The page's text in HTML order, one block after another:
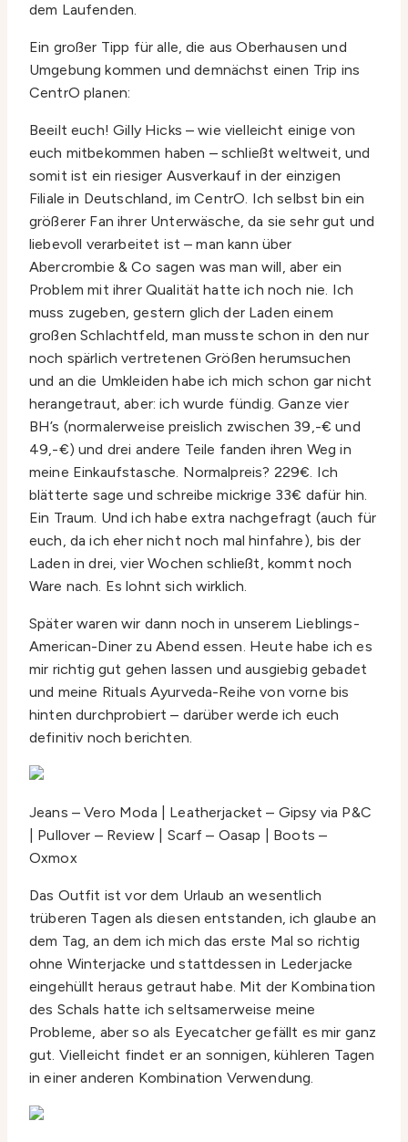
dem Laufenden.
Ein großer Tipp für alle, die aus Oberhausen und
Umgebung kommen und demnächst einen Trip ins
CentrO planen:
Beeilt euch! Gilly Hicks – wie vielleicht einige von
euch mitbekommen haben – schließt weltweit, und
somit ist ein riesiger Ausverkauf in der einzigen
Filiale in Deutschland, im CentrO. Ich selbst bin ein
größerer Fan ihrer Unterwäsche, da sie sehr gut und
liebevoll verarbeitet ist – man kann über
Abercrombie & Co sagen was man will, aber ein
Problem mit ihrer Qualität hatte ich noch nie. Ich
muss zugeben, gestern glich der Laden einem
großen Schlachtfeld, man musste schon in den nur
noch spärlich vertretenen Größen herumsuchen
und an die Umkleiden habe ich mich schon gar nicht
herangetraut, aber: ich wurde fündig. Ganze vier
BH’s (normalerweise preislich zwischen 39,-€ und
49,-€) und drei andere Teile fanden ihren Weg in
meine Einkaufstasche. Normalpreis? 229€. Ich
blätterte sage und schreibe mickrige 33€ dafür hin.
Ein Traum. Und ich habe extra nachgefragt (auch für
euch, da ich eher nicht noch mal hinfahre), bis der
Laden in drei, vier Wochen schließt, kommt noch
Ware nach. Es lohnt sich wirklich.
Später waren wir dann noch in unserem Lieblings-
American-Diner zu Abend essen. Heute habe ich es
mir richtig gut gehen lassen und ausgiebig gebadet
und meine Rituals Ayurveda-Reihe von vorne bis
hinten durchprobiert – darüber werde ich euch
definitiv noch berichten.
Jeans – Vero Moda | Leatherjacket – Gipsy via P&C
| Pullover – Review | Scarf – Oasap | Boots –
Oxmox
Das Outfit ist vor dem Urlaub an wesentlich
trüberen Tagen als diesen entstanden, ich glaube an
dem Tag, an dem ich mich das erste Mal so richtig
ohne Winterjacke und stattdessen in Lederjacke
eingehüllt heraus getraut habe. Mit der Kombination
des Schals hatte ich seltsamerweise meine
Probleme, aber so als Eyecatcher gefällt es mir ganz
gut. Vielleicht findet er an sonnigen, kühleren Tagen
in einer anderen Kombination Verwendung.